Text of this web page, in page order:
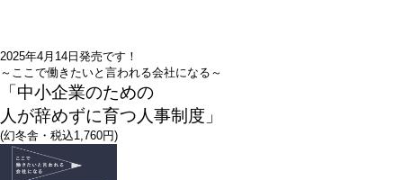
2025年4月14日発売です！
～ここで働きたいと言われる会社になる～
「中小企業のための
人が辞めずに育つ人事制度」
(幻冬舎・税込1,760円)